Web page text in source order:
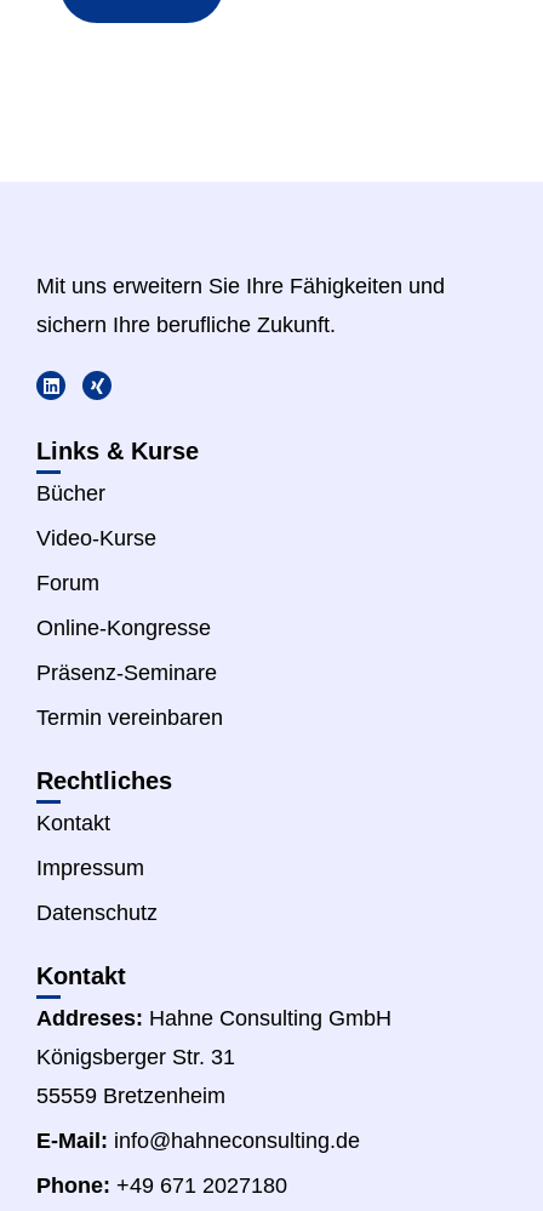
Mit uns erweitern Sie Ihre Fähigkeiten und
sichern Ihre berufliche Zukunft.
Links & Kurse
Bücher
Video-Kurse
Forum
Online-Kongresse
Präsenz-Seminare
Termin vereinbaren
Rechtliches
Kontakt
Impressum
Datenschutz
Kontakt
Addreses: Hahne Consulting GmbH
Königsberger Str. 31
55559 Bretzenheim
E-Mail: info@hahneconsulting.de
Phone: +49 671 2027180